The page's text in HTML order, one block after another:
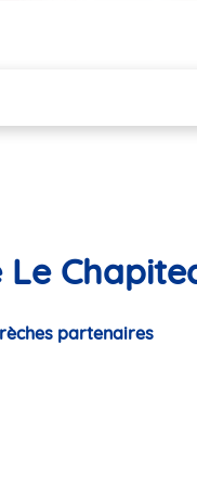
partenaires